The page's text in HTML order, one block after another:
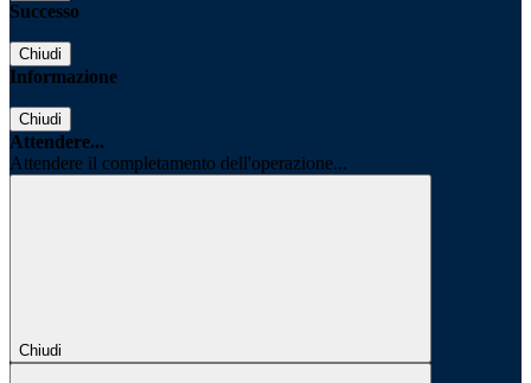
Successo
Chiudi
Informazione
Chiudi
Attendere...
Attendere il completamento dell'operazione...
Chiudi